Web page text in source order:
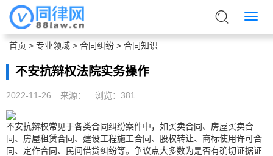
首页 > 专业领域 > 合同纠纷 > 合同知识
不安抗辩权法院实务操作
2022-11-26 来源： 浏览： 381
不安抗辩权常见于各类合同纠纷案件中，如买卖合同、房屋买卖合
同、房屋租赁合同、建设工程施工合同、股权转让、商标使用许可合
同、定作合同、民间借贷纠纷等。争议点大多数为是否有确切证据证